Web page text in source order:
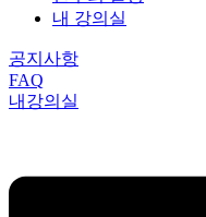
내 강의실
공지사항
FAQ
내강의실